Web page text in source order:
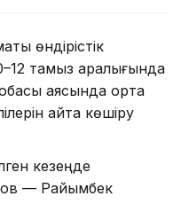
өндірістік
тамыз аралығында
аясында орта
қайта көшіру
кезеңде
— Райымбек